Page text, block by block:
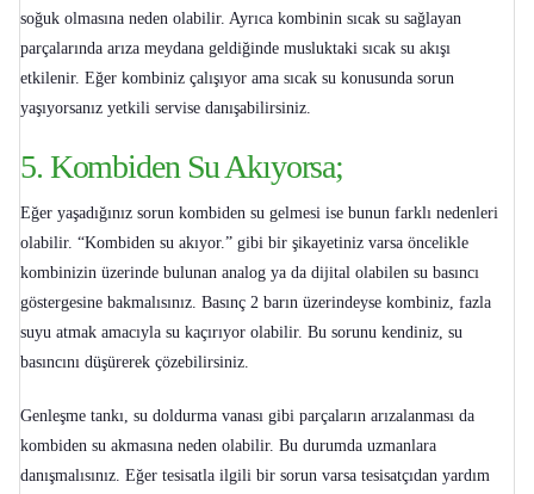
soğuk olmasına neden olabilir. Ayrıca kombinin sıcak su sağlayan
parçalarında arıza meydana geldiğinde musluktaki sıcak su akışı
etkilenir. Eğer kombiniz çalışıyor ama sıcak su konusunda sorun
yaşıyorsanız yetkili servise danışabilirsiniz.
5. Kombiden Su Akıyorsa;
Eğer yaşadığınız sorun kombiden su gelmesi ise bunun farklı nedenleri
olabilir. “Kombiden su akıyor.” gibi bir şikayetiniz varsa öncelikle
kombinizin üzerinde bulunan analog ya da dijital olabilen su basıncı
göstergesine bakmalısınız. Basınç 2 barın üzerindeyse kombiniz, fazla
suyu atmak amacıyla su kaçırıyor olabilir. Bu sorunu kendiniz, su
basıncını düşürerek çözebilirsiniz.
Genleşme tankı, su doldurma vanası gibi parçaların arızalanması da
kombiden su akmasına neden olabilir. Bu durumda uzmanlara
danışmalısınız. Eğer tesisatla ilgili bir sorun varsa tesisatçıdan yardım